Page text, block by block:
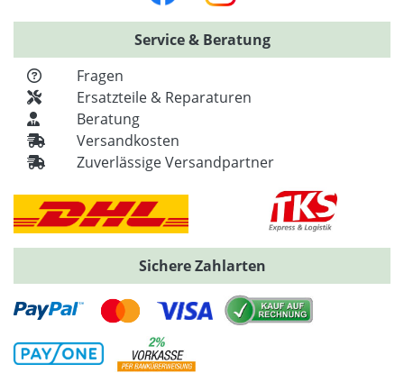
Service & Beratung
Fragen
Ersatzteile & Reparaturen
Beratung
Versandkosten
Zuverlässige Versandpartner
Sichere Zahlarten